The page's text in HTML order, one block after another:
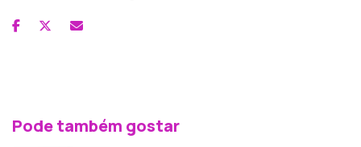
Pode também gostar